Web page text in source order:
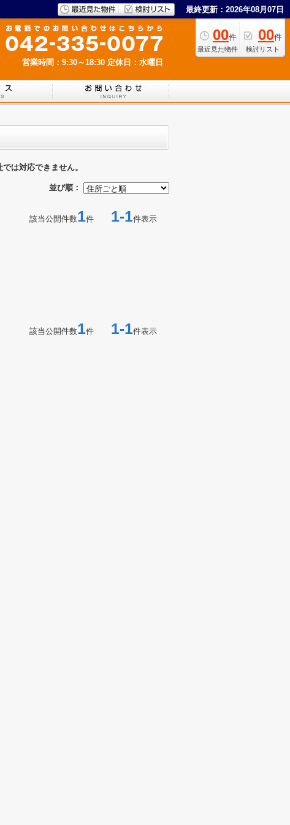
最終更新：2026年08月07日
00件
最近見た物件
00件
検討リスト
営業時間：9:30～18:30 定休日：水曜日
は対応できません。
並び順：
該当公開件数1件 1-1件表示
該当公開件数1件 1-1件表示